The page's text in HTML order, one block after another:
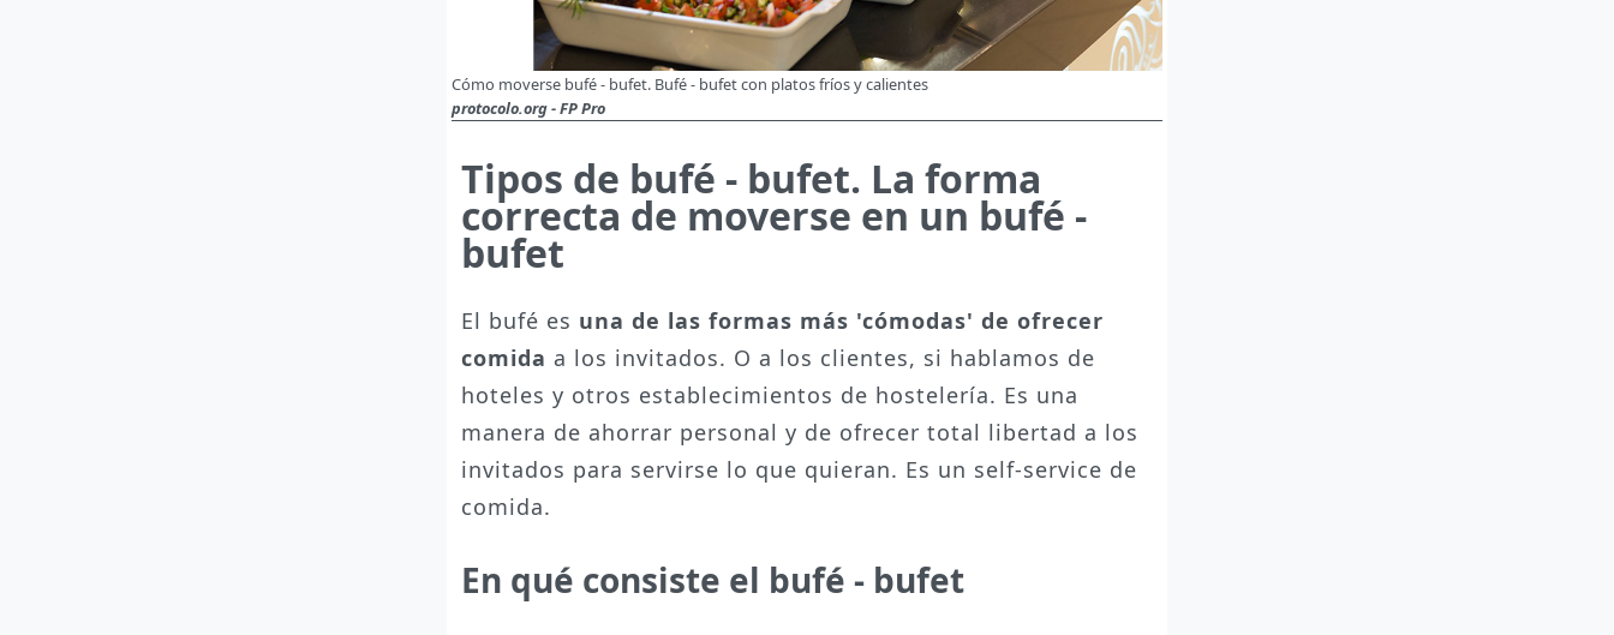
Cómo moverse bufé - bufet. Bufé - bufet con platos fríos y calientes
protocolo.org - FP Pro
Tipos de bufé - bufet. La forma
correcta de moverse en un bufé -
bufet
El bufé es una de las formas más 'cómodas' de ofrecer
comida a los invitados. O a los clientes, si hablamos de
hoteles y otros establecimientos de hostelería. Es una
manera de ahorrar personal y de ofrecer total libertad a los
invitados para servirse lo que quieran. Es un self-service de
comida.
En qué consiste el bufé - bufet